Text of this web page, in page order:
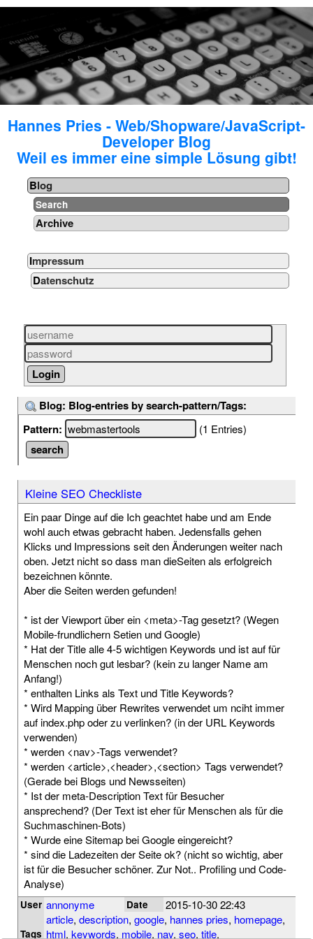
Hannes Pries - Web/Shopware/JavaScript-
Developer Blog
Weil es immer eine simple Lösung gibt!
Blog
Search
Archive
Impressum
Datenschutz
Blog: Blog-entries by search-pattern/Tags:
Pattern:
(1 Entries)
Kleine SEO Checkliste
Ein paar Dinge auf die Ich geachtet habe und am Ende
wohl auch etwas gebracht haben. Jedensfalls gehen
Klicks und Impressions seit den Änderungen weiter nach
oben. Jetzt nicht so dass man dieSeiten als erfolgreich
bezeichnen könnte.
Aber die Seiten werden gefunden!
* ist der Viewport über ein <meta>-Tag gesetzt? (Wegen
Mobile-frundlichern Setien und Google)
* Hat der Title alle 4-5 wichtigen Keywords und ist auf für
Menschen noch gut lesbar? (kein zu langer Name am
Anfang!)
* enthalten Links als Text und Title Keywords?
* Wird Mapping über Rewrites verwendet um nciht immer
auf index.php oder zu verlinken? (in der URL Keywords
verwenden)
* werden <nav>-Tags verwendet?
* werden <article>,<header>,<section> Tags verwendet?
(Gerade bei Blogs und Newsseiten)
* Ist der meta-Description Text für Besucher
ansprechend? (Der Text ist eher für Menschen als für die
Suchmaschinen-Bots)
* Wurde eine Sitemap bei Google eingereicht?
* sind die Ladezeiten der Seite ok? (nicht so wichtig, aber
ist für die Besucher schöner. Zur Not.. Profiling und Code-
Analyse)
User annonyme Date 2015-10-30 22:43
Tags
article, description, google, hannes pries, homepage,
html, keywords, mobile, nav, seo, title,